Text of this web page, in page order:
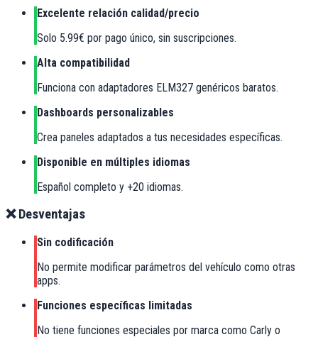
Excelente relación calidad/precio
Solo 5.99€ por pago único, sin suscripciones.
Alta compatibilidad
Funciona con adaptadores ELM327 genéricos baratos.
Dashboards personalizables
Crea paneles adaptados a tus necesidades específicas.
Disponible en múltiples idiomas
Español completo y +20 idiomas.
❌ Desventajas
Sin codificación
No permite modificar parámetros del vehículo como otras
apps.
Funciones específicas limitadas
No tiene funciones especiales por marca como Carly o